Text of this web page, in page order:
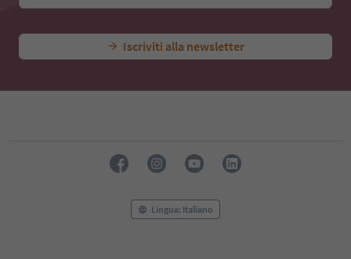
Iscriviti alla newsletter
Lingua: Italiano